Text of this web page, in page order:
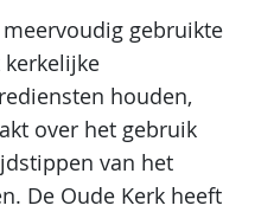
gebruikte
houden,
over het gebruik
van het
De Oude Kerk heeft